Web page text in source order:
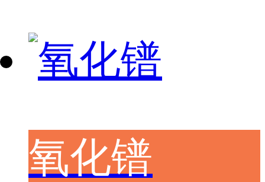
氧化镨